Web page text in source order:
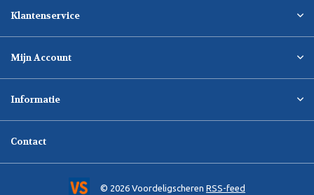
Klantenservice
Mijn Account
Informatie
Contact
© 2026 Voordeligscheren RSS-feed